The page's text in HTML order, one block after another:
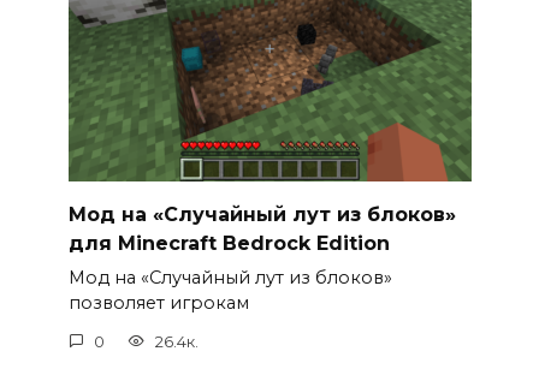
Мод на «Случайный лут из блоков»
для Minecraft Bedrock Edition
Мод на «Случайный лут из блоков»
позволяет игрокам
0 26.4к.